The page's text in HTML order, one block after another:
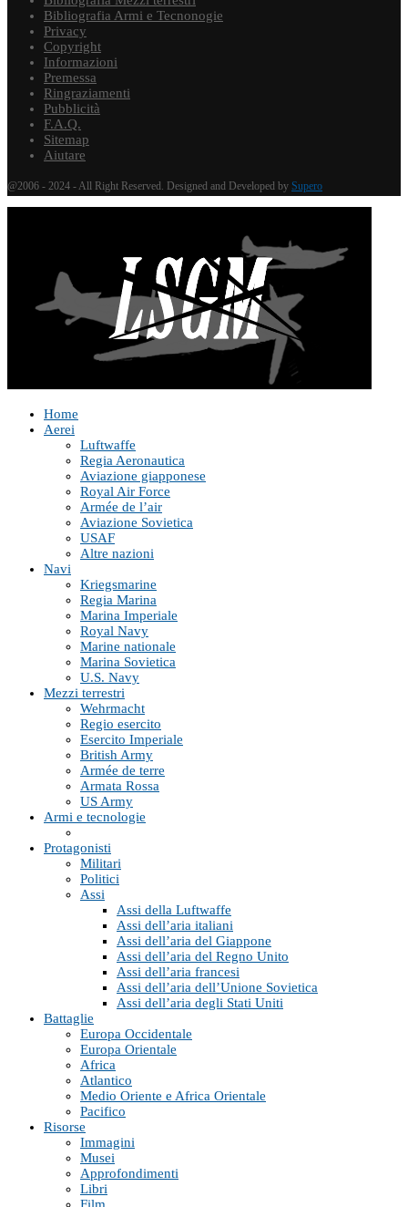
Bibliografia Armi e Tecnonogie
Privacy
Copyright
Informazioni
Premessa
Ringraziamenti
Pubblicità
F.A.Q.
Sitemap
Aiutare
@2006 - 2024 - All Right Reserved. Designed and Developed by Supero
Home
Aerei
Luftwaffe
Regia Aeronautica
Aviazione giapponese
Royal Air Force
Armée de l’air
Aviazione Sovietica
USAF
Altre nazioni
Navi
Kriegsmarine
Regia Marina
Marina Imperiale
Royal Navy
Marine nationale
Marina Sovietica
U.S. Navy
Mezzi terrestri
Wehrmacht
Regio esercito
Esercito Imperiale
British Army
Armée de terre
Armata Rossa
US Army
Armi e tecnologie
Protagonisti
Militari
Politici
Assi
Assi della Luftwaffe
Assi dell’aria italiani
Assi dell’aria del Giappone
Assi dell’aria del Regno Unito
Assi dell’aria francesi
Assi dell’aria dell’Unione Sovietica
Assi dell’aria degli Stati Uniti
Battaglie
Europa Occidentale
Europa Orientale
Africa
Atlantico
Medio Oriente e Africa Orientale
Pacifico
Risorse
Immagini
Musei
Approfondimenti
Libri
Film